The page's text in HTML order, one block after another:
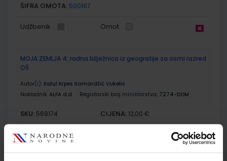
ŠIFRA OMOTA: 500167
Udžbenik Omot
MOJA ZEMLJA 4; radna bilježnica iz geografije za osmi razred
OŠ
Autor(i): Kožul Krpes Samardžić Vukelić
Nakladnik: ALFA d.d. Registarski broj ministarstva: 7274-DOM
SKU: 569174 CIJENA: 12,00 €
ŠIFRA OMOTA: 500167
Udžbenik Omot